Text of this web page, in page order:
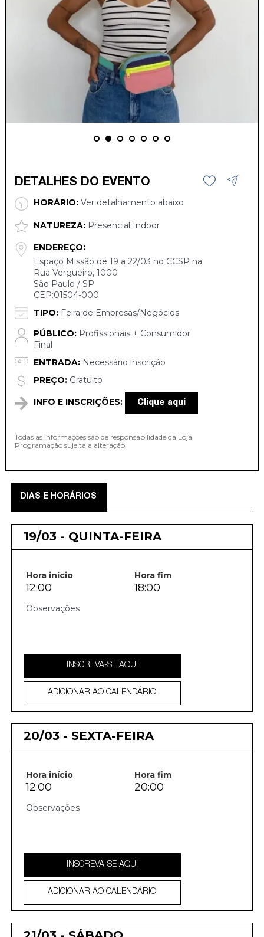
DETALHES DO EVENTO
HORÁRIO:Ver detalhamento abaixo
NATUREZA:Presencial Indoor
ENDEREÇO:
Espaço Missão de 19 a 22/03 no CCSP na
Rua Vergueiro, 1000
São Paulo / SP
CEP:01504-000
TIPO:Feira de Empresas/Negócios
PÚBLICO:Profissionais + Consumidor
Final
ENTRADA:Necessário inscrição
PREÇO:Gratuito
INFO E INSCRIÇÕES: Clique aqui
Todas as informações são de responsabilidade da Loja.
Programação sujeita a alteração.
DIAS E HORÁRIOS
19/03 - QUINTA-FEIRA
Hora início Hora fim
12:00 18:00
INSCREVA-SE AQUI
ADICIONAR AO CALENDÁRIO
20/03 - SEXTA-FEIRA
Hora início Hora fim
12:00 20:00
INSCREVA-SE AQUI
ADICIONAR AO CALENDÁRIO